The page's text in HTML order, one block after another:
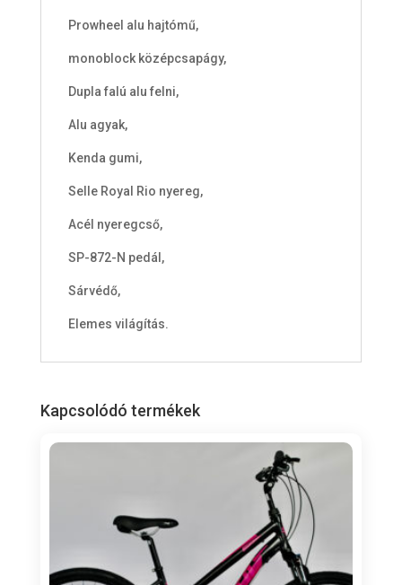
Prowheel alu hajtómű,
monoblock középcsapágy,
Dupla falú alu felni,
Alu agyak,
Kenda gumi,
Selle Royal Rio nyereg,
Acél nyeregcső,
SP-872-N pedál,
Sárvédő,
Elemes világítás.
Kapcsolódó termékek